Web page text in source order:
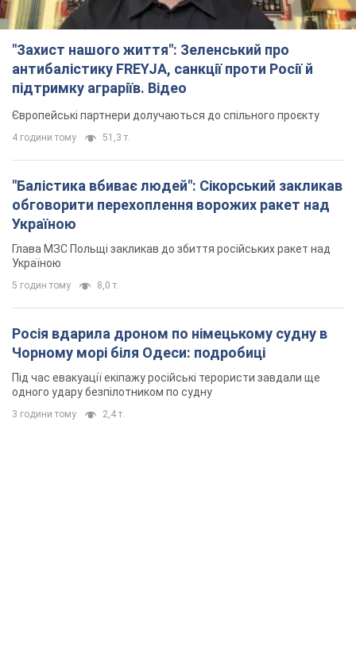
"Захист нашого життя": Зеленський про
антибалістику FREYJA, санкції проти Росії й
підтримку аграріїв. Відео
Європейські партнери долучаються до спільного проєкту
4 години тому 51,3 т.
"Балістика вбиває людей": Сікорський закликав
обговорити перехоплення ворожих ракет над
Україною
Глава МЗС Польщі закликав до збиття російських ракет над
Україною
5 годин тому 8,0 т.
Росія вдарила дроном по німецькому судну в
Чорному морі біля Одеси: подробиці
Під час евакуації екіпажу російські терористи завдали ще
одного удару безпілотником по судну
3 години тому 2,4 т.